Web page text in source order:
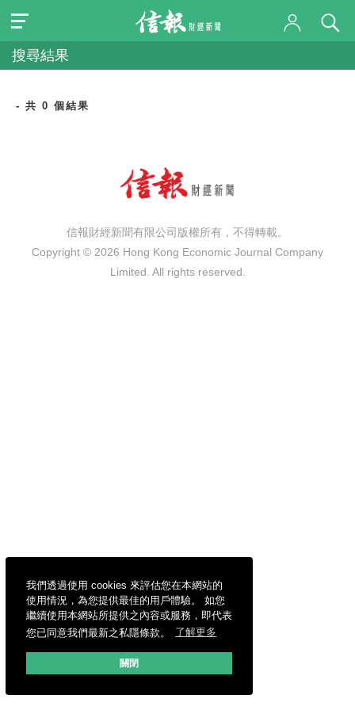
我們透過使用 cookies 來評估您在本網站的
使用情況，為您提供最佳的用戶體驗。 如您
繼續使用本網站所提供之內容或服務，即代表
您已同意我們最新之私隱條款。
了解更多
關閉
搜尋結果
- 共 0 個結果
信報財經新聞有限公司版權所有，不得轉載。
Copyright © 2026 Hong Kong Economic Journal Company
Limited. All rights reserved.